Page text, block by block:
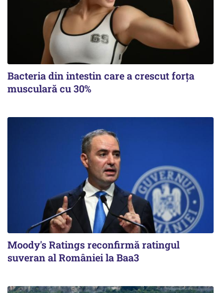
Bacteria din intestin care a crescut forța
musculară cu 30%
Moody's Ratings reconfirmă ratingul
suveran al României la Baa3